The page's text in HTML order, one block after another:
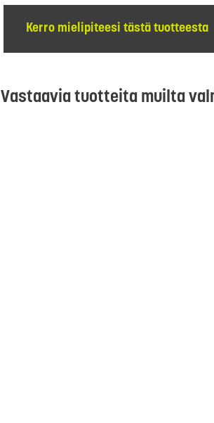
Kerro mielipiteesi tästä tuotteesta
Vastaavia tuotteita muilta